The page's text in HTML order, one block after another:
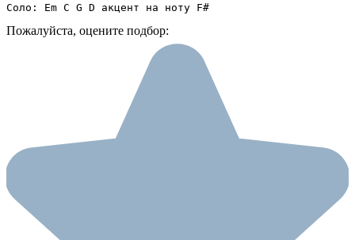
Соло: Em C G D акцент на ноту F#
Пожалуйста, оцените подбор: